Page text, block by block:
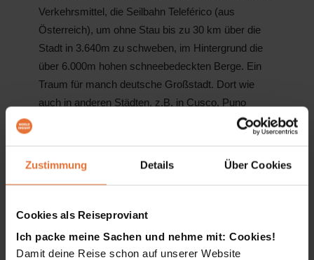
Zustimmung Details Über Cookies
Cookies als Reiseproviant
Ich packe meine Sachen und nehme mit: Cookies!
Damit deine Reise schon auf unserer Website
Verkehrsmittel, die Seilbahn Teleférico (aus
Österreich), um ohne Stau bis zu 30 km über die
Stadt in 3.640m zu schweben, im Hintergrund die
über 6.000m hohen schneebedeckten Berge. Ein
Traum für manch deutsche Großstadt. Dort wie
auch in anderen Städten, z.B. in Cusco, Puno
(Peru), Colonia del Sacramento (Uruguay) wurden
Kulturelle Vielfalt und Begegnungen: Auf den
Orten näher, in Cusco z.B. feierten die bunt